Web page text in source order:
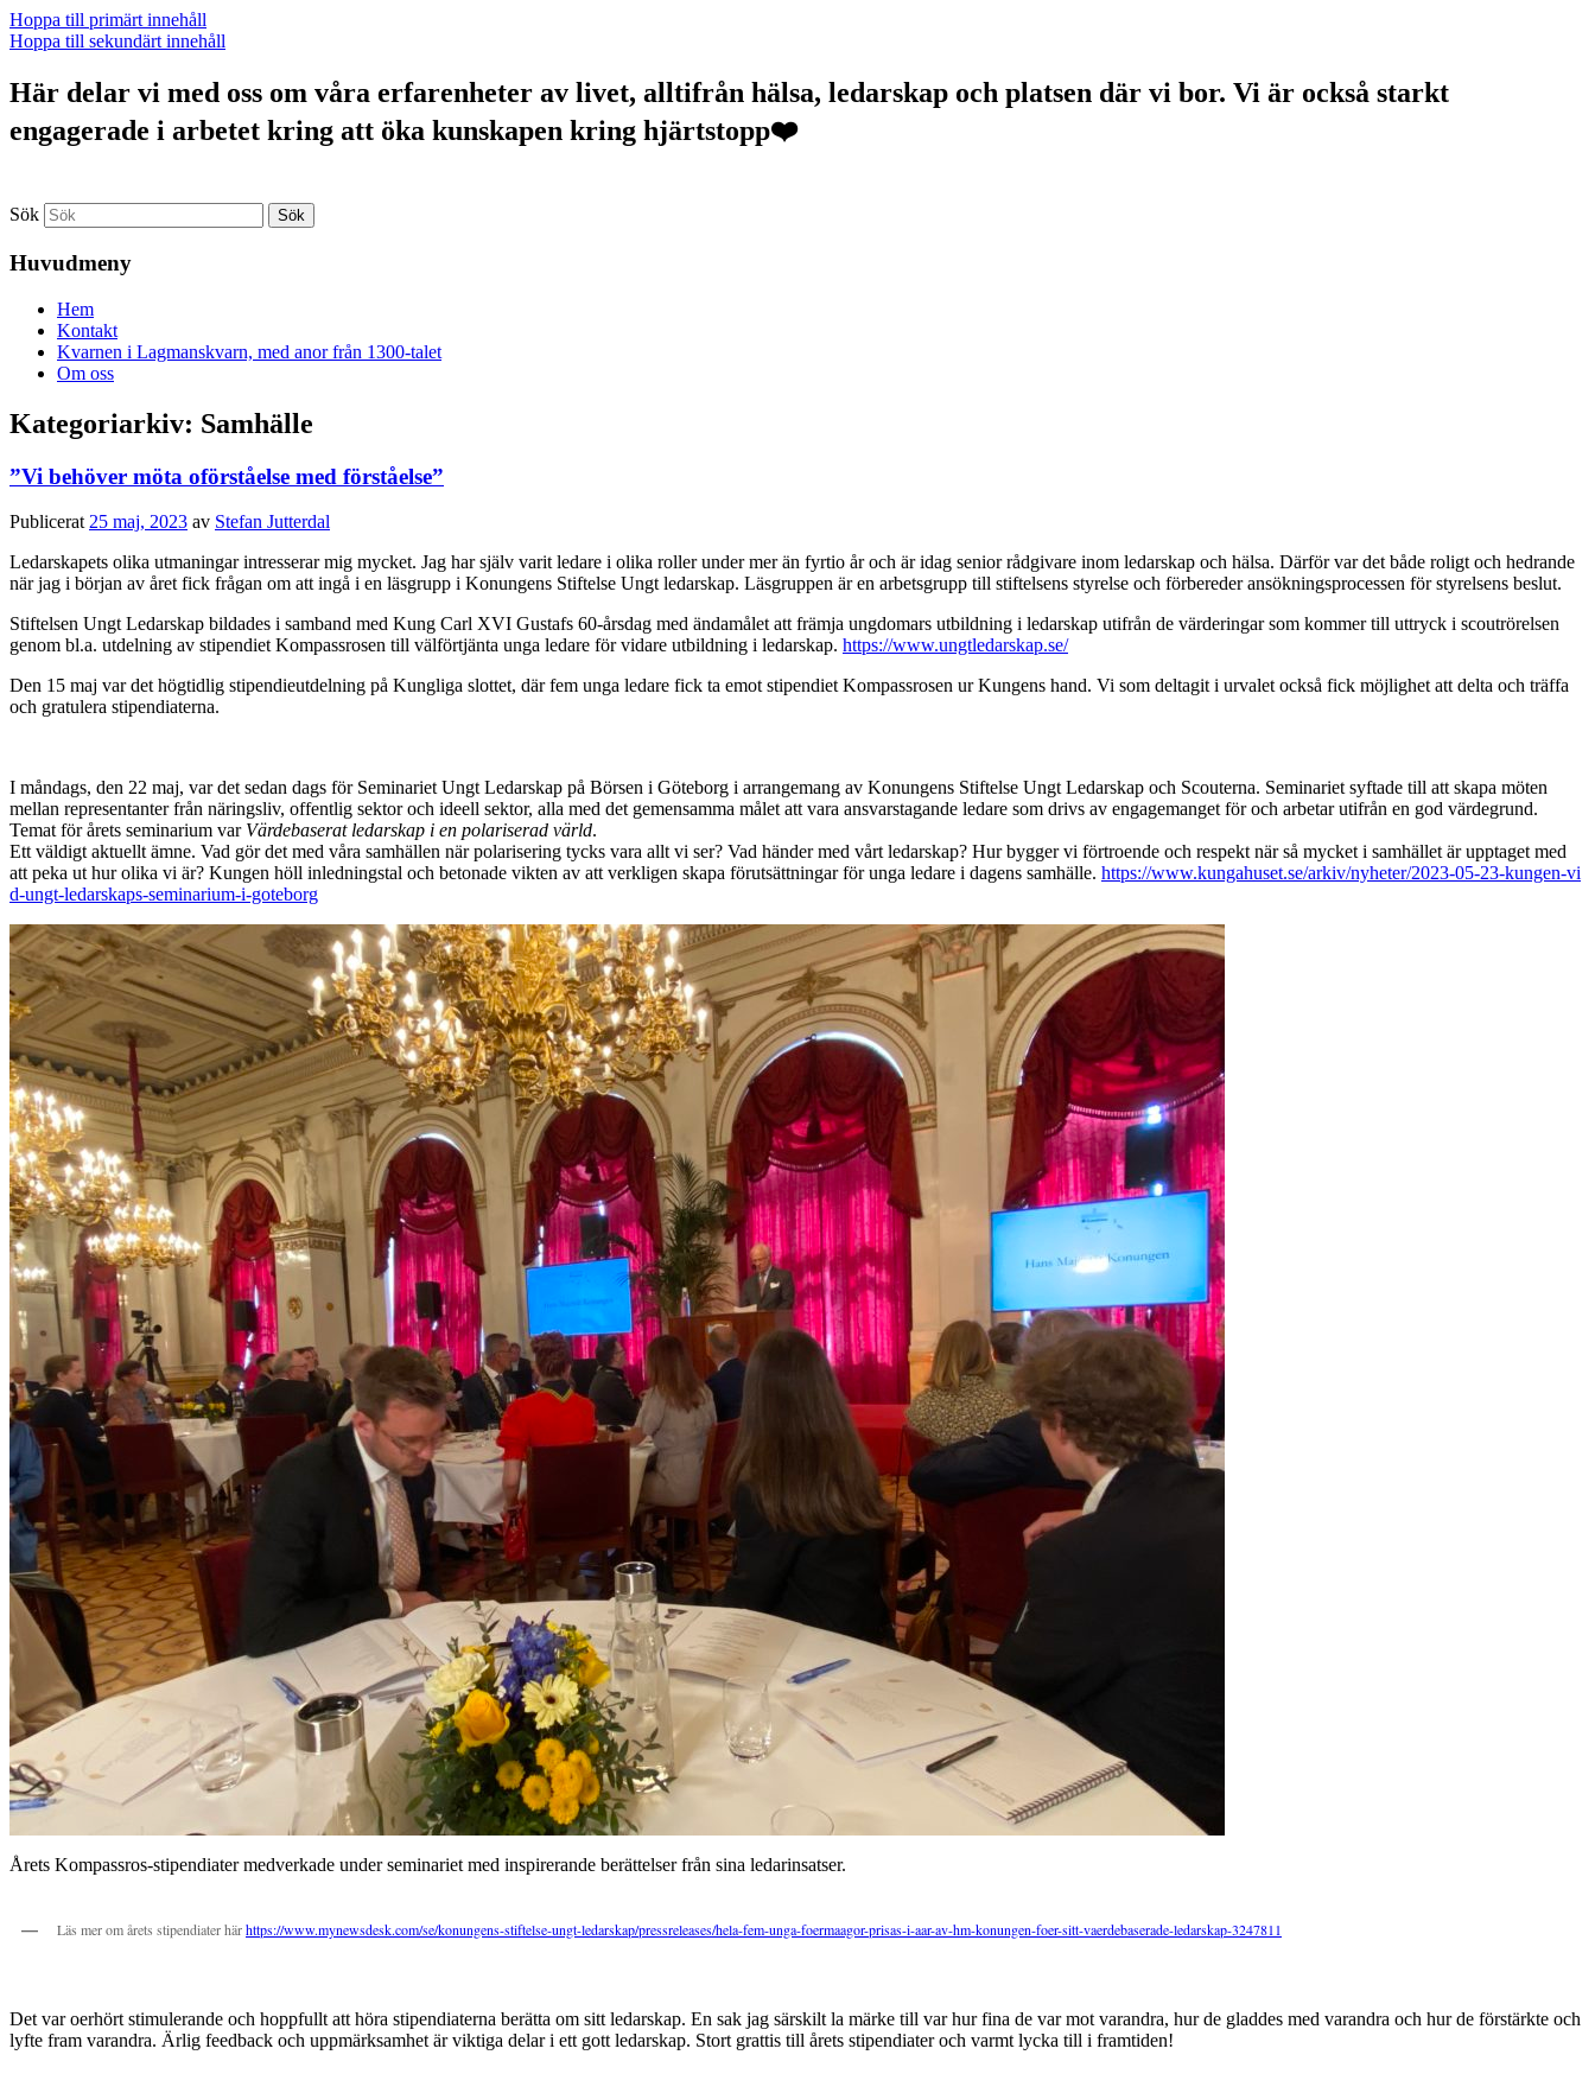
Hoppa till primärt innehåll
Hoppa till sekundärt innehåll
Här delar vi med oss om våra erfarenheter av livet, alltifrån hälsa, ledarskap och platsen där vi bor. Vi är också starkt
engagerade i arbetet kring att öka kunskapen kring hjärtstopp❤️
Sök
Huvudmeny
Hem
Kontakt
Kvarnen i Lagmanskvarn, med anor från 1300-talet
Om oss
Kategoriarkiv: Samhälle
”Vi behöver möta oförståelse med förståelse”
Publicerat 25 maj, 2023 av Stefan Jutterdal
Ledarskapets olika utmaningar intresserar mig mycket. Jag har själv varit ledare i olika roller under mer än fyrtio år och är idag senior rådgivare inom ledarskap och hälsa. Därför var det både roligt och hedrande
när jag i början av året fick frågan om att ingå i en läsgrupp i Konungens Stiftelse Ungt ledarskap. Läsgruppen är en arbetsgrupp till stiftelsens styrelse och förbereder ansökningsprocessen för styrelsens beslut.
Stiftelsen Ungt Ledarskap bildades i samband med Kung Carl XVI Gustafs 60-årsdag med ändamålet att främja ungdomars utbildning i ledarskap utifrån de värderingar som kommer till uttryck i scoutrörelsen
genom bl.a. utdelning av stipendiet Kompassrosen till välförtjänta unga ledare för vidare utbildning i ledarskap. https://www.ungtledarskap.se/
Den 15 maj var det högtidlig stipendieutdelning på Kungliga slottet, där fem unga ledare fick ta emot stipendiet Kompassrosen ur Kungens hand. Vi som deltagit i urvalet också fick möjlighet att delta och träffa
och gratulera stipendiaterna.
I måndags, den 22 maj, var det sedan dags för Seminariet Ungt Ledarskap på Börsen i Göteborg i arrangemang av Konungens Stiftelse Ungt Ledarskap och Scouterna. Seminariet syftade till att skapa möten
mellan representanter från näringsliv, offentlig sektor och ideell sektor, alla med det gemensamma målet att vara ansvarstagande ledare som drivs av engagemanget för och arbetar utifrån en god värdegrund.
Temat för årets seminarium var Värdebaserat ledarskap i en polariserad värld.
Ett väldigt aktuellt ämne. Vad gör det med våra samhällen när polarisering tycks vara allt vi ser? Vad händer med vårt ledarskap? Hur bygger vi förtroende och respekt när så mycket i samhället är upptaget med
att peka ut hur olika vi är? Kungen höll inledningstal och betonade vikten av att verkligen skapa förutsättningar för unga ledare i dagens samhälle. https://www.kungahuset.se/arkiv/nyheter/2023-05-23-kungen-vi
d-ungt-ledarskaps-seminarium-i-goteborg
Årets Kompassros-stipendiater medverkade under seminariet med inspirerande berättelser från sina ledarinsatser.
Läs mer om årets stipendiater härhttps://www.mynewsdesk.com/se/konungens-stiftelse-ungt-ledarskap/pressreleases/hela-fem-unga-foermaagor-prisas-i-aar-av-hm-konungen-foer-sitt-vaerdebaserade-ledarskap-3247811
Det var oerhört stimulerande och hoppfullt att höra stipendiaterna berätta om sitt ledarskap. En sak jag särskilt la märke till var hur fina de var mot varandra, hur de gladdes med varandra och hur de förstärkte och
lyfte fram varandra. Ärlig feedback och uppmärksamhet är viktiga delar i ett gott ledarskap. Stort grattis till årets stipendiater och varmt lycka till i framtiden!